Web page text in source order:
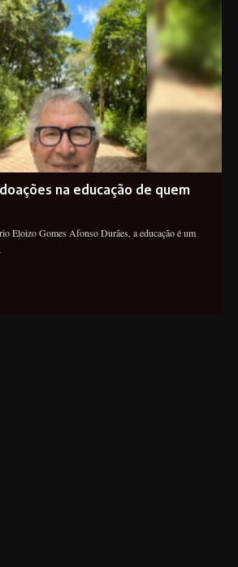
na educação de quem
Eloizo Gomes Afonso Durães, a educação é um